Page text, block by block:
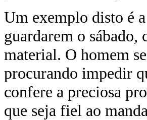
Um exemplo disto é
guardarem o sábado,
material. O homem
procurando impedir
confere a preciosa
que seja fiel ao